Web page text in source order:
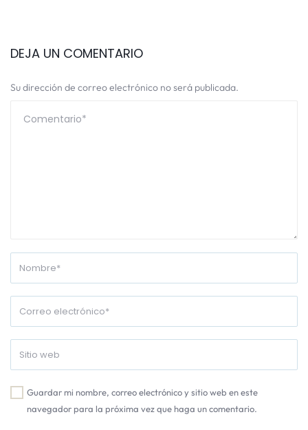
DEJA UN COMENTARIO
Su dirección de correo electrónico no será publicada.
Guardar mi nombre, correo electrónico y sitio web en este
navegador para la próxima vez que haga un comentario.